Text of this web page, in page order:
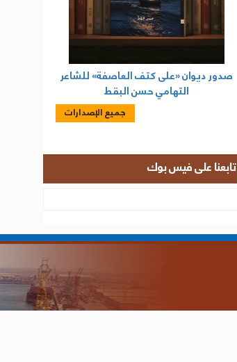
صدور ديوان «على كتف العاصفة» للشاعر
التهامي حسن البقط
جميع الإصدارات
تابعنا على فيس بوك